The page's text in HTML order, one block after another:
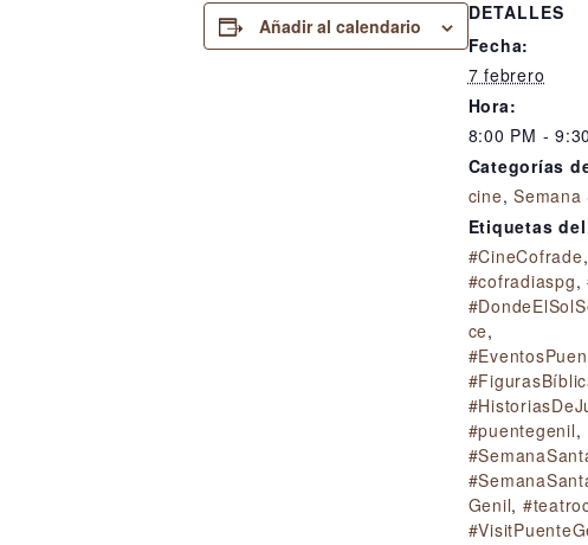
Añadir al calendario
DETALLES
Fecha:
7 febrero
Hora:
8:00 PM -
Categorías
cine, Semana
Etiquetas
#CineCofrade,
#cofradiaspg,
ce,
#puentegenil,
Genil,